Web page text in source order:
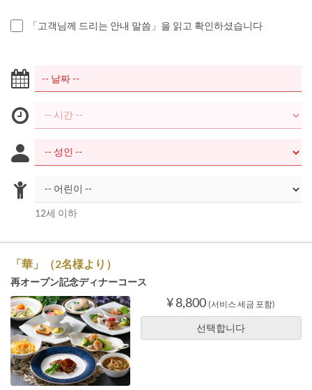
「고객님께 드리는 안내 말씀」을 읽고 확인하셨습니다
12세 이하
「華」（2名様より）
再オープン記念ディナーコース
¥ 8,800 (서비스 세금 포함)
선택합니다